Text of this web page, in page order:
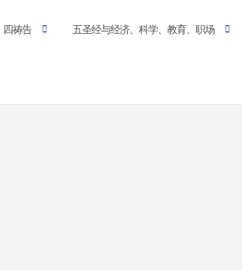
四祷告 五圣经与经济、科学、教育、职场